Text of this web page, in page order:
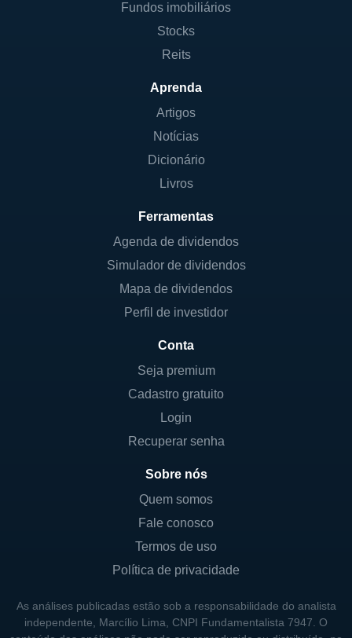
Fundos imobiliários
Stocks
Reits
Aprenda
Artigos
Notícias
Dicionário
Livros
Ferramentas
Agenda de dividendos
Simulador de dividendos
Mapa de dividendos
Perfil de investidor
Conta
Seja premium
Cadastro gratuito
Login
Recuperar senha
Sobre nós
Quem somos
Fale conosco
Termos de uso
Política de privacidade
As análises publicadas estão sob a responsabilidade do analista
independente, Marcílio Lima, CNPI Fundamentalista 7947. O